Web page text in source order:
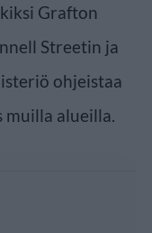
Grafton
Streetin ja
ohjeistaa
muilla alueilla.